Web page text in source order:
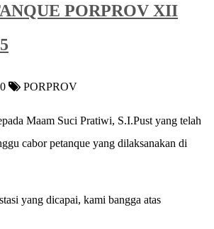
PORPROV XII
PORPROV
Maam Suci Pratiwi, S.I.Pust yang telah
cabor petanque yang dilaksanakan di
yang dicapai, kami bangga atas